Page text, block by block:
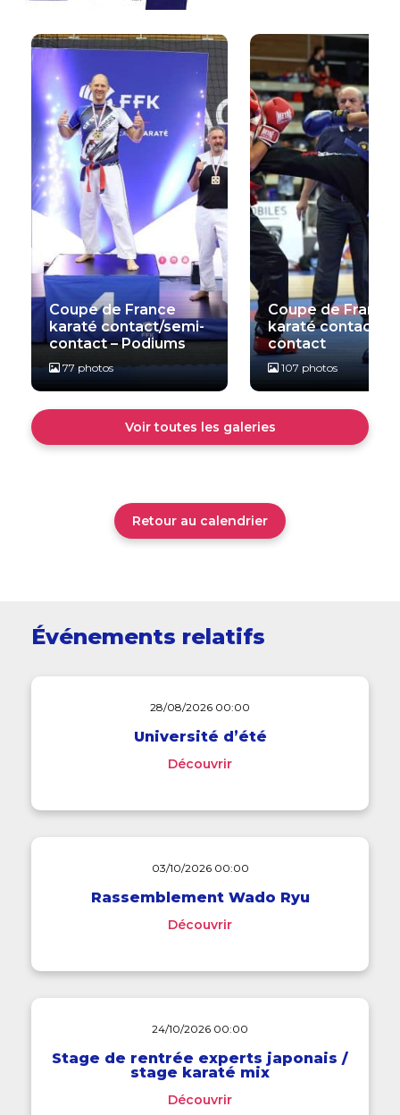
Coupe de France
karaté contact/semi-
contact – Podiums
77 photos
Coupe de France
karaté contact/
contact
107 photos
Voir toutes les galeries
Retour au calendrier
Événements relatifs
28/08/2026 00:00
Université d’été
Découvrir
03/10/2026 00:00
Rassemblement Wado Ryu
Découvrir
24/10/2026 00:00
Stage de rentrée experts japonais /
stage karaté mix
Découvrir